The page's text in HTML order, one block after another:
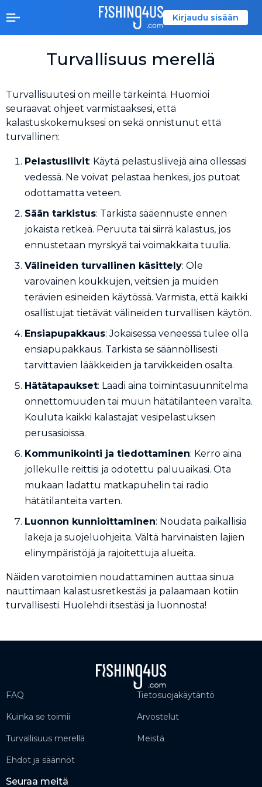
Kirjaudu sisään
Turvallisuus merellä
Turvallisuutesi on meille tärkeintä. Huomioi
seuraavat ohjeet varmistaaksesi, että
kalastuskokemuksesi on sekä onnistunut että
turvallinen:
Pelastusliivit: Käytä pelastusliivejä aina ollessasi
vedessä. Ne voivat pelastaa henkesi, jos putoat
odottamatta veteen.
Sään tarkistus: Tarkista sääennuste ennen
jokaista retkeä. Peruuta tai siirrä kalastus, jos
ennustetaan myrskyä tai voimakkaita tuulia.
Välineiden turvallinen käsittely: Ole
varovainen koukkujen, veitsien ja muiden
terävien esineiden käytössä. Varmista, että kaikki
osallistujat tietävät välineiden turvallisen käytön.
Ensiapupakkaus: Jokaisessa veneessä tulee olla
ensiapupakkaus. Tarkista se säännöllisesti
tarvittavien lääkkeiden ja tarvikkeiden osalta.
Hätätapaukset: Laadi aina toimintasuunnitelma
onnettomuuden tai muun hätätilanteen varalta.
Kouluta kaikki kalastajat vesipelastuksen
perusasioissa.
Kommunikointi ja tiedottaminen: Kerro aina
jollekulle reittisi ja odotettu paluuaikasi. Ota
mukaan ladattu matkapuhelin tai radio
hätätilanteita varten.
Luonnon kunnioittaminen: Noudata paikallisia
lakeja ja suojeluohjeita. Vältä harvinaisten lajien
elinympäristöjä ja rajoitettuja alueita.
Näiden varotoimien noudattaminen auttaa sinua
nauttimaan kalastusretkestäsi ja palaamaan kotiin
turvallisesti. Huolehdi itsestäsi ja luonnosta!
FAQ
Kuinka se toimii
Turvallisuus merellä
Ehdot ja säännöt
Tietosuojakäytäntö
Arvostelut
Meistä
Seuraa meitä